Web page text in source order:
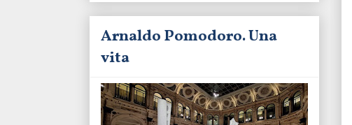
Arnaldo Pomodoro. Una
vita